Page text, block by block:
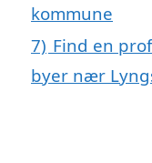
kommune
7) Find en
byer nær